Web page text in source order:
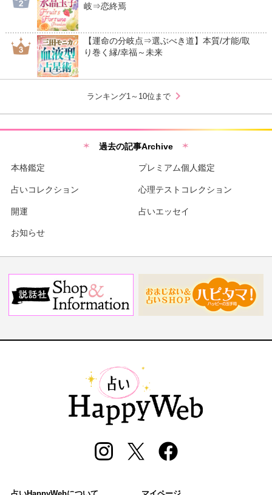
岐⇒恋終焉
【運命の分岐点⇒選ぶべき道】本質/才能/取
り巻く縁/幸福～未来
ランキング1～10位まで chevron_right
過去の記事Archive
本格鑑定 プレミアム個人鑑定
占いコレクション 心理テストコレクション
開運 占いエッセイ
お知らせ